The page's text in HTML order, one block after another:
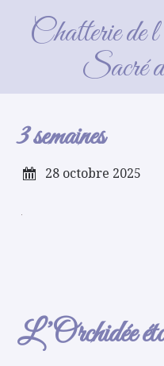
Chatterie de
Sacré
3
3 semaines
28 octobre 2025
L’Orchidée